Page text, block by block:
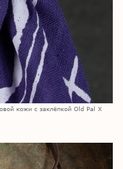
кожи с заклёпкой Old Pal X